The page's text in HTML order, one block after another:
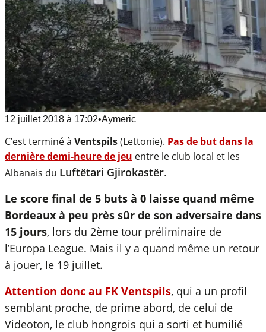
12 juillet 2018 à 17:02•Aymeric
C’est terminé à Ventspils(Lettonie). Pas de but dans la
dernière demi-heure de jeu entre le club local et les
Albanais du Luftëtari Gjirokastër.
Le score final de 5 buts à 0 laisse quand même
Bordeaux à peu près sûr de son adversaire dans
15 jours, lors du 2ème tour préliminaire de
l’Europa League. Mais il y a quand même un retour
à jouer, le 19 juillet.
Attention donc au FK Ventspils, qui a un profil
semblant proche, de prime abord, de celui de
Videoton, le club hongrois qui a sorti et humilié